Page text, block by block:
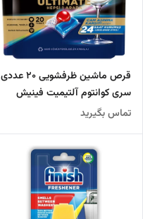
قرص ماشین ظرفشویی 20 عددی
سری کوانتوم آلتیمیت فینیش
تماس بگیرید